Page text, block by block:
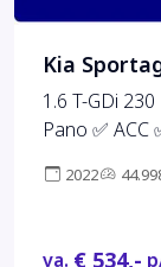
Kia
1.6 T-GDi
Pano ✅ ACC
2022
va. € 534,-